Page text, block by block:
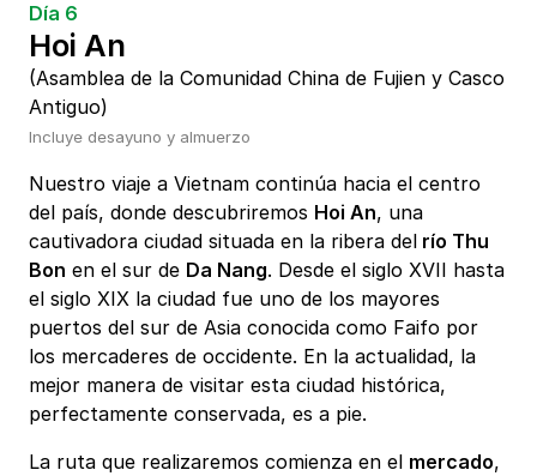
Día 6
Hoi An
(Asamblea de la Comunidad China de Fujien y Casco
Antiguo)
Incluye desayuno y almuerzo
Nuestro viaje a Vietnam continúa hacia el centro
del país, donde descubriremos Hoi An, una
cautivadora ciudad situada en la ribera del río Thu
Bon en el sur de Da Nang. Desde el siglo XVII hasta
el siglo XIX la ciudad fue uno de los mayores
puertos del sur de Asia conocida como Faifo por
los mercaderes de occidente. En la actualidad, la
mejor manera de visitar esta ciudad histórica,
perfectamente conservada, es a pie.
La ruta que realizaremos comienza en el mercado,